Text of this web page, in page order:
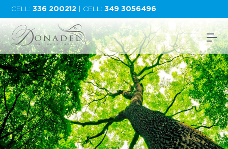
CELL:336 200212 | CELL:349 3056496